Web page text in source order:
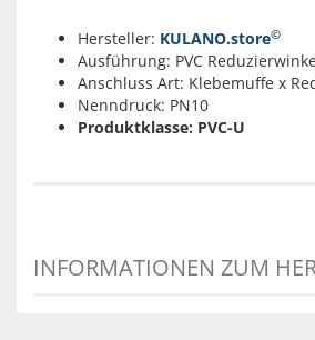
Hersteller: KULANO.store©
Ausführung: PVC
Anschluss Art: Klebemuffe x
Nenndruck: PN10
Produktklasse: PVC-U
INFORMATIONEN ZUM